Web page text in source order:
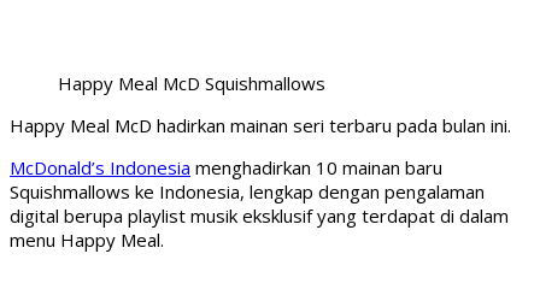
Happy Meal McD Squishmallows
Happy Meal McD hadirkan mainan seri terbaru pada bulan ini.
McDonald’s Indonesia menghadirkan 10 mainan baru
Squishmallows ke Indonesia, lengkap dengan pengalaman
digital berupa playlist musik eksklusif yang terdapat di dalam
menu Happy Meal.